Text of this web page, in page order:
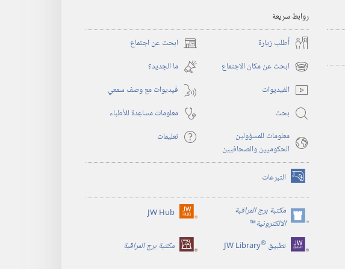
روابط سريعة
أُطلب زيارة
ابحث عن اجتماع (يفتح
نافذة
جديدة)
ابحث عن مكان الاجتماع (يفتح
نافذة
جديدة)
ما الجديد؟‏
الفيديوات
فيديوات مع وصف سمعي
بحث
معلومات مساعِدة للأطباء
معلومات للمسؤولين
الحكوميين والصحافيين
تعليمات
التبرعات (يفتح
نافذة
جديدة) مكتبة برج المراقبة
الالكترونية™
(يفتح
نافذة
جديدة)
JW Hub (يفتح
جديدة)
تطبيق ®
JW Library مكتبة برج المراقبة